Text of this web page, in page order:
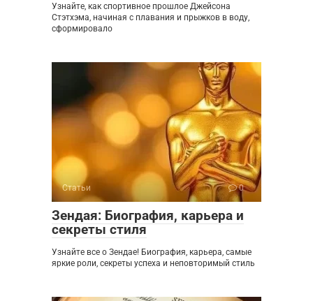
Узнайте, как спортивное прошлое Джейсона
Стэтхэма, начиная с плавания и прыжков в воду,
сформировало
Статьи 0
Зендая: Биография, карьера и
секреты стиля
Узнайте все о Зендае! Биография, карьера, самые
яркие роли, секреты успеха и неповторимый стиль